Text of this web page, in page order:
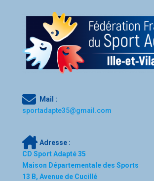
Mail :
sportadapte35@gmail.com
Adresse :
CD Sport Adapté 35
Maison Départementale des Sports
13 B, Avenue de Cucillé